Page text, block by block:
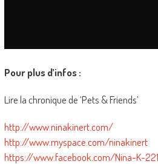
Pour plus d’infos :
Lire la chronique de ‘Pets & Friends’
http://www.ninakinert.com/
http://www.myspace.com/ninakinert
https://www.facebook.com/Nina-K-